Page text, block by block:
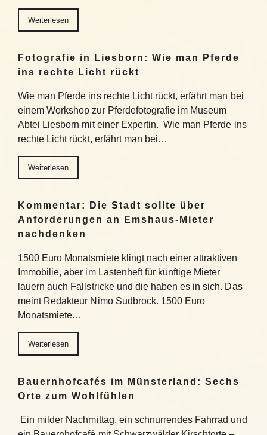
Weiterlesen
Fotografie in Liesborn: Wie man Pferde
ins rechte Licht rückt
Wie man Pferde ins rechte Licht rückt, erfährt man bei
einem Workshop zur Pferdefotografie im Museum
Abtei Liesborn mit einer Expertin. Wie man Pferde ins
rechte Licht rückt, erfährt man bei…
Weiterlesen
Kommentar: Die Stadt sollte über
Anforderungen an Emshaus-Mieter
nachdenken
1500 Euro Monatsmiete klingt nach einer attraktiven
Immobilie, aber im Lastenheft für künftige Mieter
lauern auch Fallstricke und die haben es in sich. Das
meint Redakteur Nimo Sudbrock. 1500 Euro
Monatsmiete…
Weiterlesen
Bauernhofcafés im Münsterland: Sechs
Orte zum Wohlfühlen
Ein milder Nachmittag, ein schnurrendes Fahrrad und